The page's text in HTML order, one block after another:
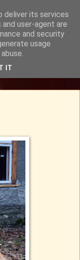
deliver its services
user-agent are
and security
usage
IT